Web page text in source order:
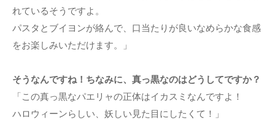
れているそうですよ。
パスタとブイヨンが絡んで、口当たりが良いなめらかな食感
をお楽しみいただけます。」
そうなんですね！ちなみに、真っ黒なのはどうしてですか？
「この真っ黒なパエリャの正体はイカスミなんですよ！
ハロウィーンらしい、妖しい見た目にしたくて！」